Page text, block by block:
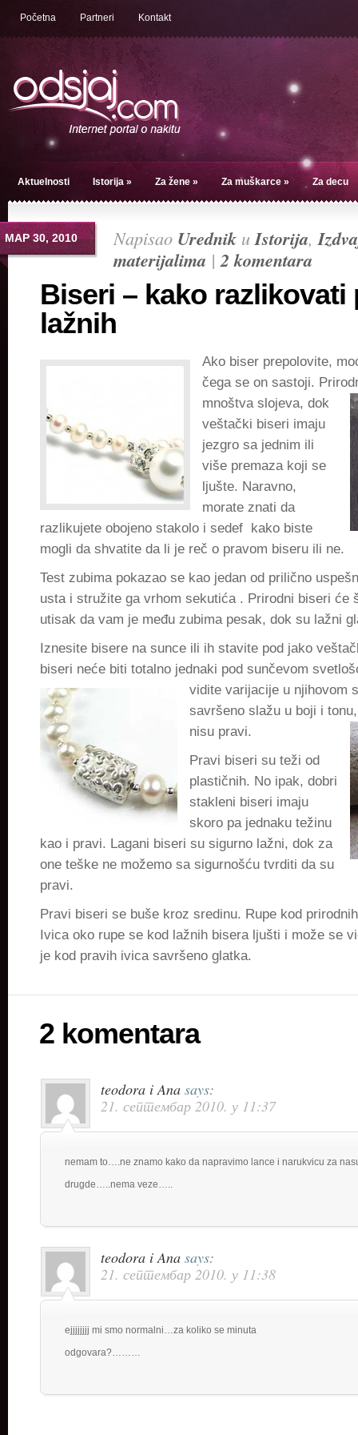
Početna Partneri Kontakt
Aktuelnosti Istorija » Za žene » Za muškarce » Za decu
МАР 30, 2010 Napisao Urednik uIstorija,
materijalima |2 komentara
Biseri – kako razlikovati
lažnih
Ako biser prepolovite,
čega se on sastoji.
mnoštva slojeva, dok
veštački biseri imaju
jezgro sa jednim ili
više premaza koji se
ljušte. Naravno,
morate znati da
razlikujete obojeno stakolo i sedef kako biste
mogli da shvatite da li je reč o pravom biseru ili ne.
Test zubima pokazao se kao jedan od prilično
usta i stružite ga vrhom sekutića . Prirodni biseri će
utisak da vam je među zubima pesak, dok su lažni
Iznesite bisere na sunce ili ih stavite pod jako
biseri neće biti totalno jednaki pod sunčevom
vidite varijacije u njihovom
savršeno slažu u boji i
nisu pravi.
Pravi biseri su teži od
plastičnih. No ipak, dobri
stakleni biseri imaju
skoro pa jednaku težinu
kao i pravi. Lagani biseri su sigurno lažni, dok za
one teške ne možemo sa sigurnošću tvrditi da su
pravi.
Pravi biseri se buše kroz sredinu. Rupe kod
Ivica oko rupe se kod lažnih bisera ljušti i može se
je kod pravih ivica savršeno glatka.
2 komentara
teodora i Ana says:
21. септембар 2010. у 11:37
nemam to….ne znamo kako da napravimo lance i narukvicu za
drugde…..nema veze…..
teodora i Ana says:
21. септембар 2010. у 11:38
ejjjjjjjj mi smo normalni…za koliko se minuta
odgovara?………